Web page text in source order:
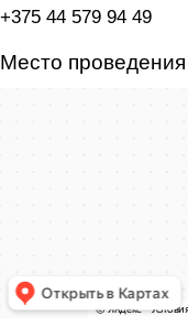
+375 44 579 94 49
Место проведения